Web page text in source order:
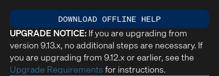
DOWNLOAD OFFLINE HELP
UPGRADE NOTICE: If you are upgrading from
version 9.13.x, no additional steps are necessary. If
you are upgrading from 9.12.x or earlier, see the
Upgrade Requirements for instructions.